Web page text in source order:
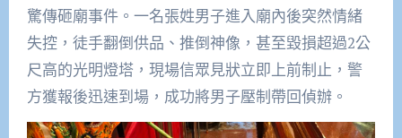
驚傳砸廟事件。一名張姓男子進入廟內後突然情緒
失控，徒手翻倒供品、推倒神像，甚至毀損超過2公
尺高的光明燈塔，現場信眾見狀立即上前制止，警
方獲報後迅速到場，成功將男子壓制帶回偵辦。